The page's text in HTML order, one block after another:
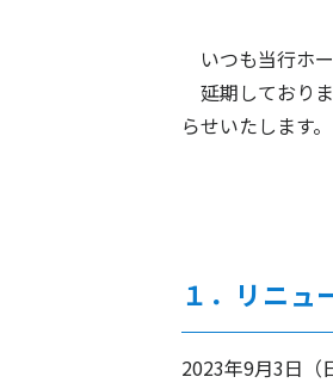
いつも当行ホ
延期しており
らせいたします。
１．リニュ
2023年9月3日（